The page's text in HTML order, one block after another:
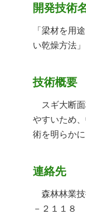
開発技術
「梁材を用
い乾燥方法」
技術概要
スギ大断面
やすいため
術を明らかに
連絡先
森林林業技
－２１１８